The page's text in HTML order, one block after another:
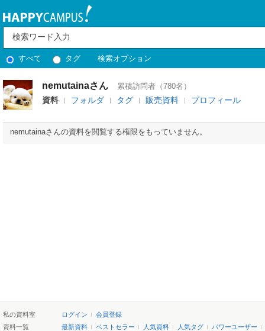
すべて タグ 検索オプション
nemutainaさん 累積訪問者（780名）
資料 フォルダ タグ 販売資料 プロフィール
nemutainaさんの資料を閲覧する権限をもっていません。
私の資料室 ログイン
会員登録
資料一覧
最新資料 ベストセラー 人気資料 人気タグ
パワーユーザー